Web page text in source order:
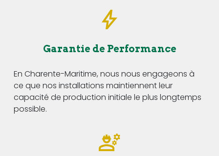
Garantie de Performance
En Charente-Maritime, nous nous engageons à
ce que nos installations maintiennent leur
capacité de production initiale le plus longtemps
possible.